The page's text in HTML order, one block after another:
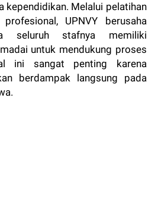
kependidikan. Melalui pelatihan
UPNVY berusaha
seluruh stafnya memiliki
untuk mendukung proses
ini sangat penting karena
berdampak langsung pada